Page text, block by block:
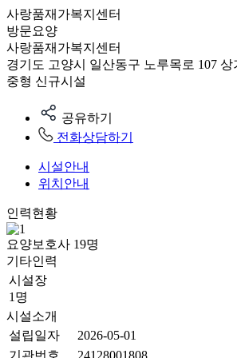
사랑품재가복지센터
방문요양
사랑품재가복지센터
경기도 고양시 일산동구 노루목로 107
중형 신규시설
공유하기
전화상담하기
시설안내
위치안내
인력현황
요양보호사 19명
기타인력
시설장
1명
시설소개
설립일자
2026-05-01
기관번호
24128001808